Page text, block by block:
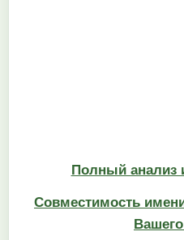
Полный анализ
Совместимость